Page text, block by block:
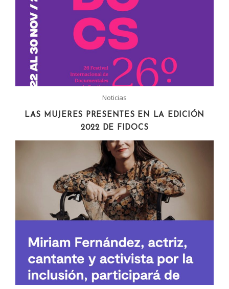
Noticias
LAS MUJERES PRESENTES EN LA EDICIÓN
2022 DE FIDOCS